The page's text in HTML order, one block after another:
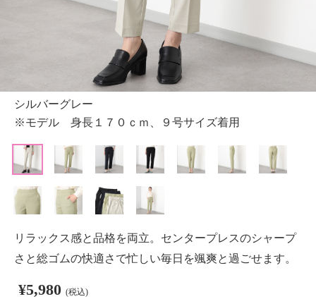
シルバーグレー
※モデル 身長１７０ｃｍ、９号サイズ着用
リラックス感と品格を両立。センタープレスのシャープ
さと総ゴムの快適さで忙しい毎日を颯爽と過ごせます。
¥5,980 (税込)